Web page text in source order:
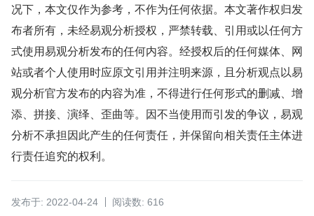
况下，本文仅作为参考，不作为任何依据。本文著作权归发
布者所有，未经易观分析授权，严禁转载、引用或以任何方
式使用易观分析发布的任何内容。经授权后的任何媒体、网
站或者个人使用时应原文引用并注明来源，且分析观点以易
观分析官方发布的内容为准，不得进行任何形式的删减、增
添、拼接、演绎、歪曲等。因不当使用而引发的争议，易观
分析不承担因此产生的任何责任，并保留向相关责任主体进
行责任追究的权利。
发布于: 2022-04-24 阅读数: 616